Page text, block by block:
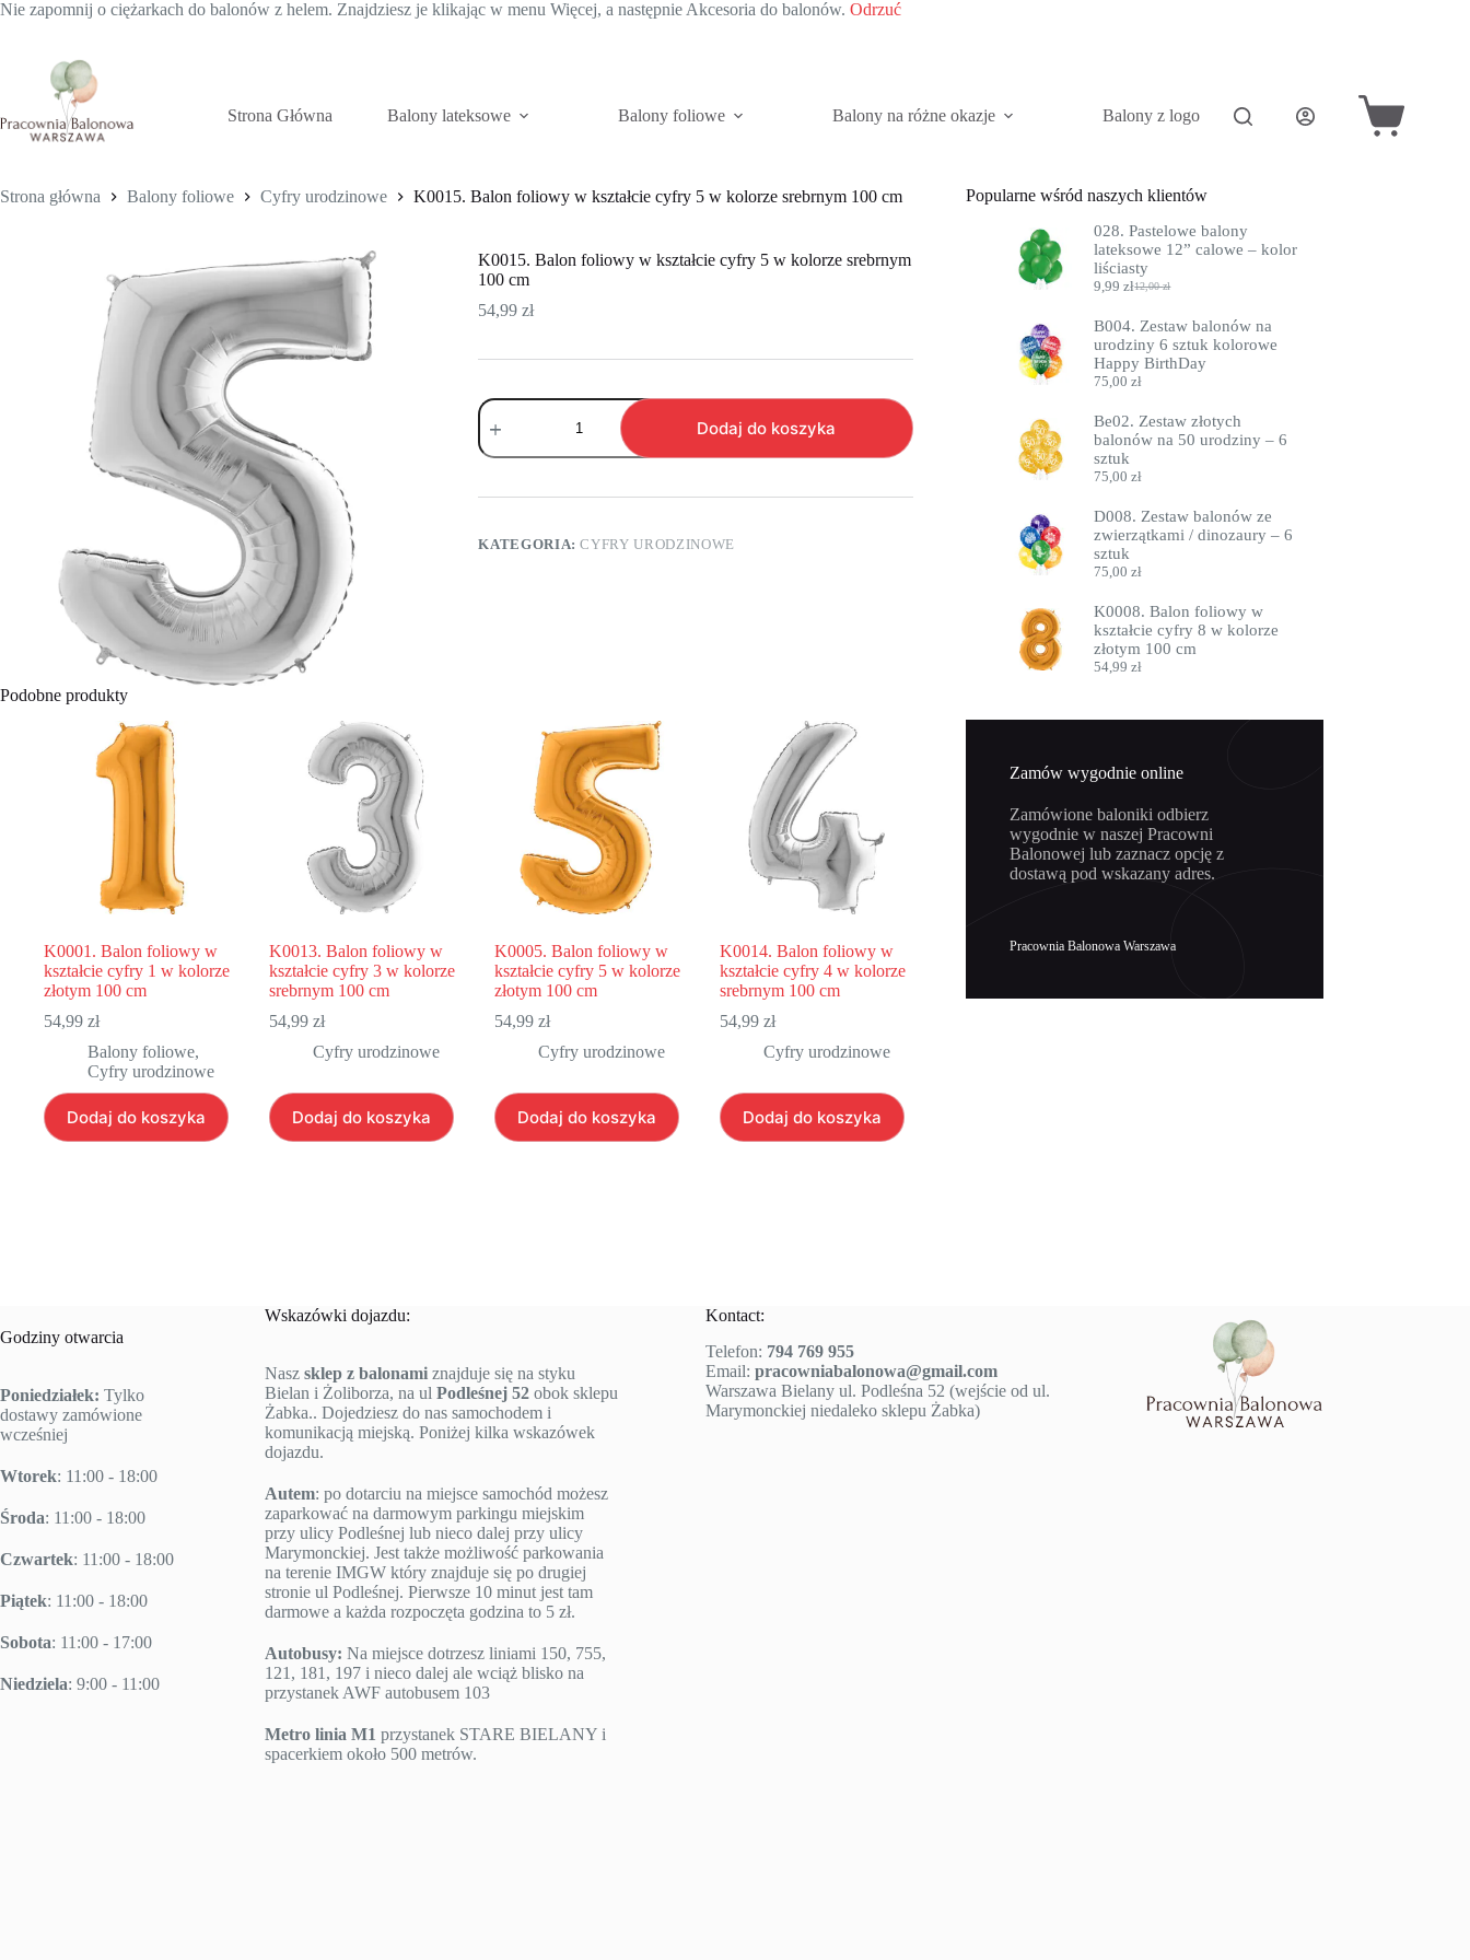
Nie zapomnij o ciężarkach do balonów z helem. Znajdziesz je klikając w menu Więcej, a następnie Akcesoria do balonów. Odrzuć
Strona Główna
Balony lateksowe Balony foliowe Balony na różne okazje Balony z logo Akcesoria do balonów
Koszyk
Strona główna Balony foliowe Cyfry urodzinowe K0015. Balon foliowy w kształcie cyfry 5 w kolorze srebrnym 100 cm
K0015. Balon foliowy w kształcie cyfry 5 w kolorze srebrnym
100 cm
54,99zł
ilość
K0015.
Balon
foliowy
kształcie
5
w
Dodaj do koszyka
KATEGORIA:CYFRY URODZINOWE
Podobne produkty
K0001. Balon foliowy w
kształcie cyfry 1 w kolorze
złotym 100 cm
54,99 zł
Balony foliowe,
Cyfry urodzinowe
Dodaj do koszyka
K0013. Balon foliowy w
kształcie cyfry 3 w kolorze
srebrnym 100 cm
54,99zł
Cyfry urodzinowe
Dodaj do koszyka
K0005. Balon foliowy w
kształcie cyfry 5 w kolorze
złotym 100 cm
54,99zł
Cyfry urodzinowe
Dodaj do koszyka
K0014. Balon foliowy w
kształcie cyfry 4 w kolorze
srebrnym 100 cm
54,99zł
Cyfry urodzinowe
Dodaj do koszyka
Popularne wśród naszych klientów
028. Pastelowe balony
lateksowe 12” calowe – kolor
liściasty
12,00zł
Pierwotna
wynosiła:
12,00 zł.
9,99złAktualna
wynosi:
9,99 zł.
B004. Zestaw balonów na
urodziny 6 sztuk kolorowe
Happy BirthDay
75,00zł
Be02. Zestaw złotych
balonów na 50 urodziny – 6
sztuk
75,00zł
D008. Zestaw balonów ze
zwierzątkami / dinozaury – 6
sztuk
75,00zł
K0008. Balon foliowy w
kształcie cyfry 8 w kolorze
złotym 100 cm
54,99zł
Zamów wygodnie online
Zamówione baloniki odbierz
wygodnie w naszej Pracowni
Balonowej lub zaznacz opcję z
dostawą pod wskazany adres.
Pracownia Balonowa Warszawa
Godziny otwarcia
Poniedziałek: Tylko
dostawy zamówione
wcześniej
Wtorek: 11:00 - 18:00
Środa: 11:00 - 18:00
Czwartek: 11:00 - 18:00
Piątek: 11:00 - 18:00
Sobota: 11:00 - 17:00
Niedziela: 9:00 - 11:00
Wskazówki dojazdu:
Nasz sklep z balonamiznajduje się na styku
Bielan i Żoliborza, na ul Podleśnej 52obok sklepu
Żabka.. Dojedziesz do nas samochodem i
komunikacją miejską. Poniżej kilka wskazówek
dojazdu.
Autem: po dotarciu na miejsce samochód możesz
zaparkować na darmowym parkingu miejskim
przy ulicy Podleśnej lub nieco dalej przy ulicy
Marymonckiej. Jest także możliwość parkowania
na terenie IMGW który znajduje się po drugiej
stronie ul Podleśnej. Pierwsze 10 minut jest tam
darmowe a każda rozpoczęta godzina to 5 zł.
Autobusy: Na miejsce dotrzesz liniami 150, 755,
121, 181, 197 i nieco dalej ale wciąż blisko na
przystanek AWF autobusem 103
Metro linia M1 przystanek STARE BIELANY i
spacerkiem około 500 metrów.
Kontact:
Telefon: 794 769 955
Email: pracowniabalonowa@gmail.com
Warszawa Bielany ul. Podleśna 52 (wejście od ul.
Marymonckiej niedaleko sklepu Żabka)